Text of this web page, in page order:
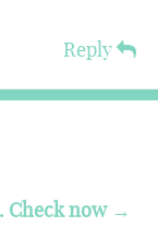
Reply
Check now →